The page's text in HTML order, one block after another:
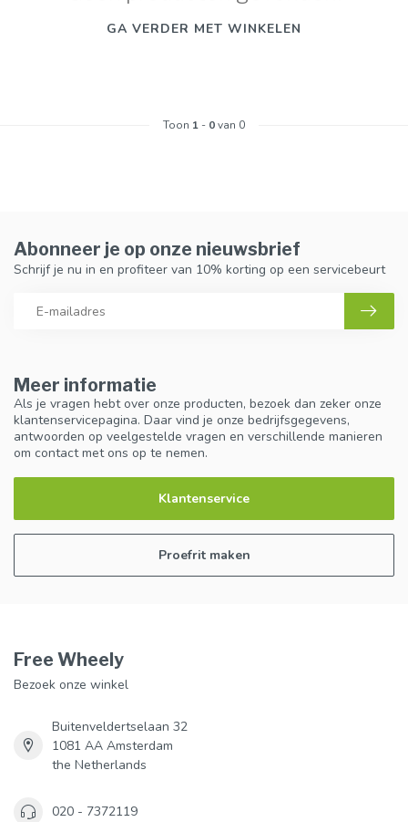
GA VERDER MET WINKELEN
Toon 1 - 0van 0
Meer informatie
Als je vragen hebt over onze producten, bezoek dan zeker onze
klantenservicepagina. Daar vind je onze bedrijfsgegevens,
antwoorden op veelgestelde vragen en verschillende manieren
om contact met ons op te nemen.
Klantenservice
Proefrit maken
Abonneer je op onze nieuwsbrief
Schrijf je nu in en profiteer van 10% korting op een servicebeurt
Free Wheely
Bezoek onze winkel
Buitenveldertselaan 32
1081 AA Amsterdam
the Netherlands
020 - 7372119